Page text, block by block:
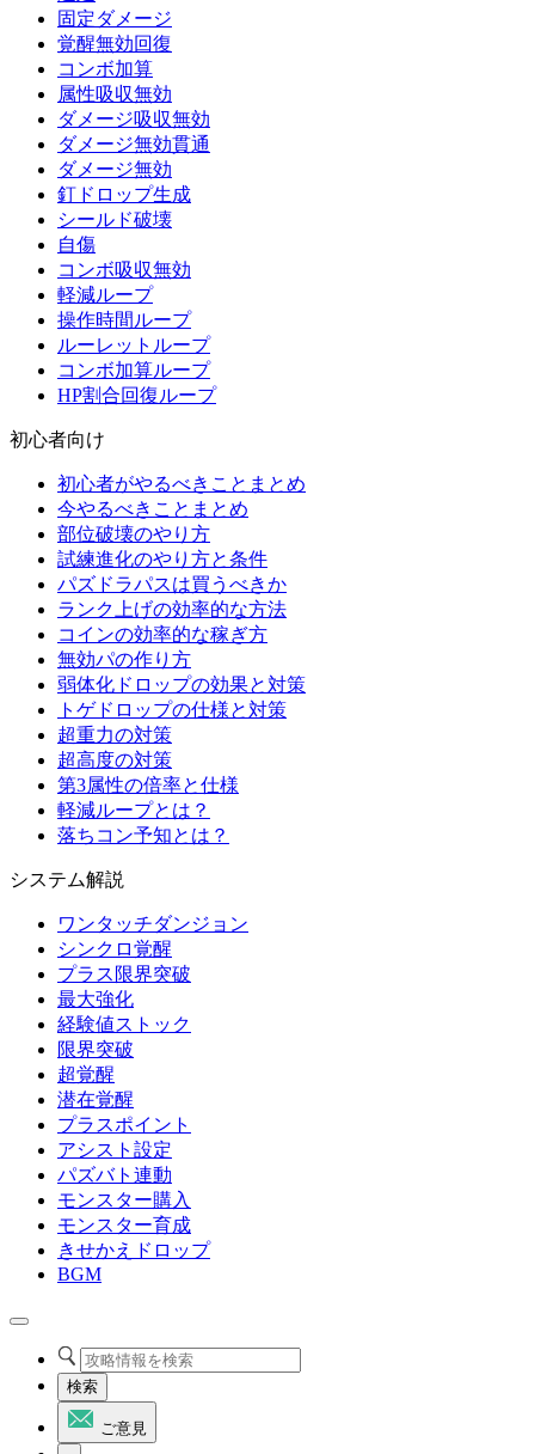
固定ダメージ
覚醒無効回復
コンボ加算
属性吸収無効
ダメージ吸収無効
ダメージ無効貫通
ダメージ無効
釘ドロップ生成
シールド破壊
自傷
コンボ吸収無効
軽減ループ
操作時間ループ
ルーレットループ
コンボ加算ループ
HP割合回復ループ
初心者向け
初心者がやるべきことまとめ
今やるべきことまとめ
部位破壊のやり方
試練進化のやり方と条件
パズドラパスは買うべきか
ランク上げの効率的な方法
コインの効率的な稼ぎ方
無効パの作り方
弱体化ドロップの効果と対策
トゲドロップの仕様と対策
超重力の対策
超高度の対策
第3属性の倍率と仕様
軽減ループとは？
落ちコン予知とは？
システム解説
ワンタッチダンジョン
シンクロ覚醒
プラス限界突破
最大強化
経験値ストック
限界突破
超覚醒
潜在覚醒
プラスポイント
アシスト設定
パズバト連動
モンスター購入
モンスター育成
きせかえドロップ
BGM
検索
ご意見